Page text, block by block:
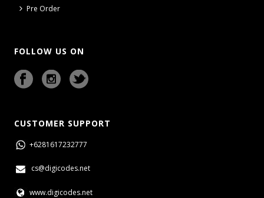
Pre Order
FOLLOW US ON
CUSTOMER SUPPORT
+6281617232777
cs@digicodes.net
www.digicodes.net